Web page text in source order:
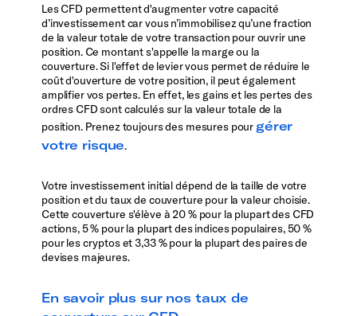
Les CFD permettent d'augmenter votre capacité
d’investissement car vous n’immobilisez qu’une fraction
de la valeur totale de votre transaction pour ouvrir une
position. Ce montant s'appelle la marge ou la
couverture. Si l'effet de levier vous permet de réduire le
coût d'ouverture de votre position, il peut également
amplifier vos pertes. En effet, les gains et les pertes des
ordres CFD sont calculés sur la valeur totale de la
position. Prenez toujours des mesures pour gérer
votre risque.
Votre investissement initial dépend de la taille de votre
position et du taux de couverture pour la valeur choisie.
Cette couverture s'élève à 20 % pour la plupart des CFD
actions, 5 % pour la plupart des indices populaires, 50 %
pour les cryptos et 3,33 % pour la plupart des paires de
devises majeures.
En savoir plus sur nos taux de